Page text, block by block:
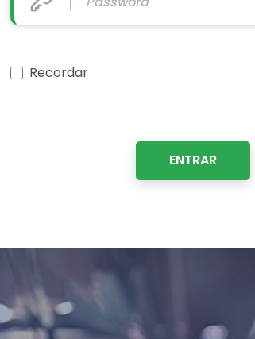
Recordar
ENTRAR